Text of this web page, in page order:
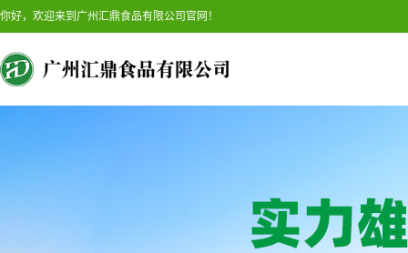
你好，欢迎来到广州汇鼎食品有限公司官网！